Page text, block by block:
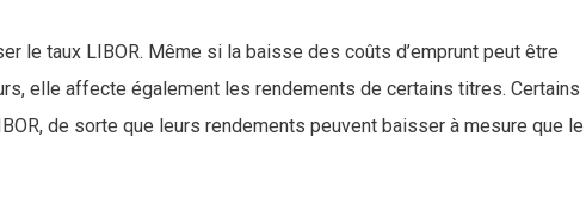
le taux LIBOR. Même si la baisse des coûts d’emprunt peut être
elle affecte également les rendements de certains titres. Certains
de sorte que leurs rendements peuvent baisser à mesure que le